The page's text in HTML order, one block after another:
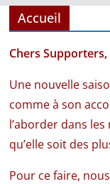
Accueil
Chers
Une nouvelle
comme à son
l’aborder dans
qu’elle soit des
Pour ce faire,